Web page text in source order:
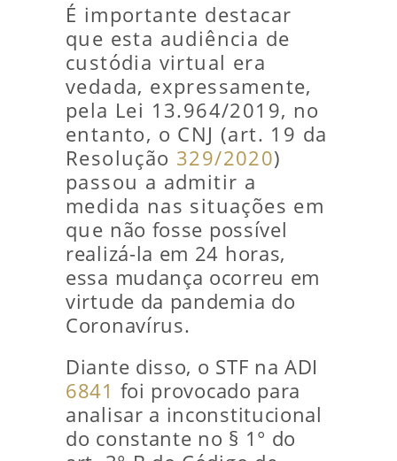
É importante destacar
que esta audiência de
custódia virtual era
vedada, expressamente,
pela Lei 13.964/2019, no
entanto, o CNJ (art. 19 da
Resolução 329/2020)
passou a admitir a
medida nas situações em
que não fosse possível
realizá-la em 24 horas,
essa mudança ocorreu em
virtude da pandemia do
Coronavírus.
Diante disso, o STF na ADI
6841 foi provocado para
analisar a inconstitucional
do constante no § 1° do